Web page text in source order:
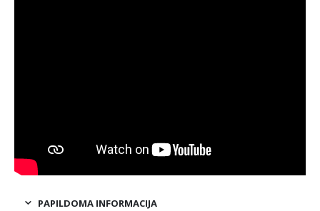
PAPILDOMA INFORMACIJA